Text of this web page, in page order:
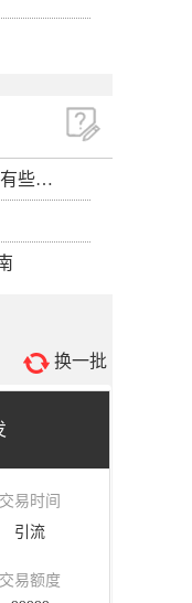
电报下载--纸飞机更新--有些用户安卓手机无法更新电报软件
换一批
交易时间
引流
交易额度